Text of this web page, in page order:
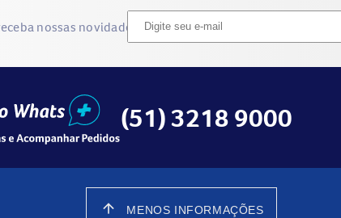
nossas novidades
(51) 3218 9000
arrow_upward MENOS INFORMAÇÕES